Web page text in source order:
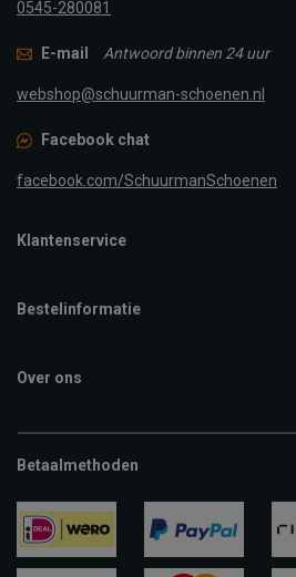
0545-280081
E-mail Antwoord binnen 24 uur
webshop@schuurman-schoenen.nl
Facebook chat
facebook.com/SchuurmanSchoenen
Klantenservice
Bestelinformatie
Over ons
Betaalmethoden
ideal paypal